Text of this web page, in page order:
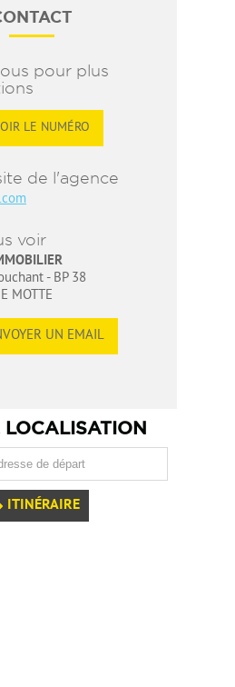
pour plus
LE NUMÉRO
de l'agence
voir
- BP 38
MOTTE
UN EMAIL
LOCALISATION